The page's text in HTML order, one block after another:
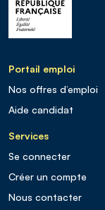
Portail emploi
Nos offres d’emploi
Aide candidat
Services
Se connecter
Créer un compte
Nous contacter